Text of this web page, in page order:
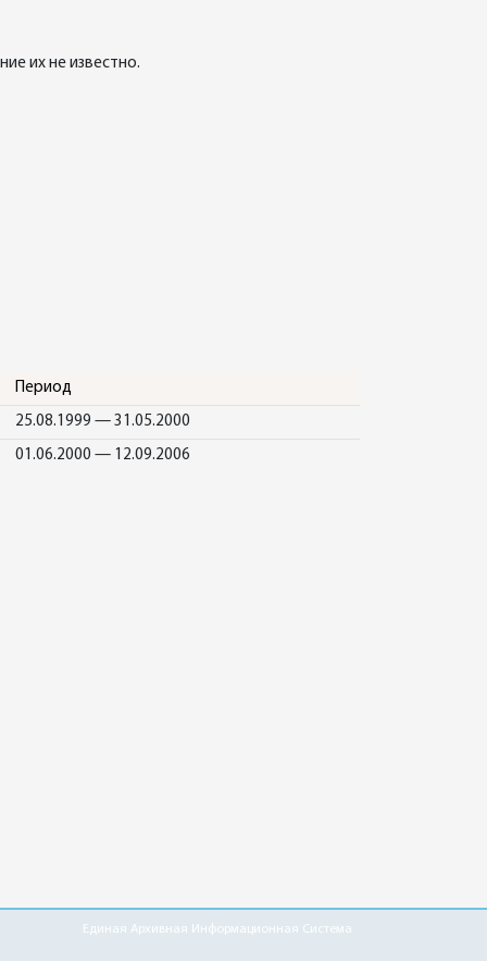
их не известно.
Период
25.08.1999 — 31.05.2000
01.06.2000 — 12.09.2006
Единая Архивная Информационная Система